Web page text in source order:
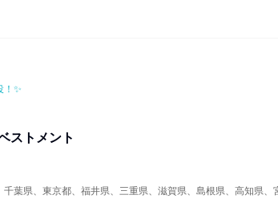
！✨
ストメント
葉県、東京都、福井県、三重県、滋賀県、島根県、高知県、